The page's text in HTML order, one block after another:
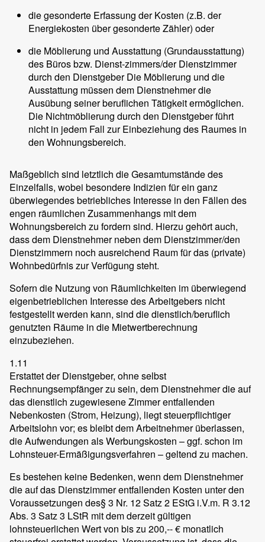
die gesonderte Erfassung der Kosten (z.B. der
Energiekosten über gesonderte Zähler) oder
die Möblierung und Ausstattung (Grundausstattung)
des Büros bzw. Dienst-zimmers/der Dienstzimmer
durch den Dienstgeber Die Möblierung und die
Ausstattung müssen dem Dienstnehmer die
Ausübung seiner beruflichen Tätigkeit ermöglichen.
Die Nichtmöblierung durch den Dienstgeber führt
nicht in jedem Fall zur Einbeziehung des Raumes in
den Wohnungsbereich.
Maßgeblich sind letztlich die Gesamtumstände des
Einzelfalls, wobei besondere Indizien für ein ganz
überwiegendes betriebliches Interesse in den Fällen des
engen räumlichen Zusammenhangs mit dem
Wohnungsbereich zu fordern sind. Hierzu gehört auch,
dass dem Dienstnehmer neben dem Dienstzimmer/den
Dienstzimmern noch ausreichend Raum für das (private)
Wohnbedürfnis zur Verfügung steht.
Sofern die Nutzung von Räumlichkeiten im überwiegend
eigenbetrieblichen Interesse des Arbeitgebers nicht
festgestellt werden kann, sind die dienstlich/beruflich
genutzten Räume in die Mietwertberechnung
einzubeziehen.
1.11
Erstattet der Dienstgeber, ohne selbst
Rechnungsempfänger zu sein, dem Dienstnehmer die auf
das dienstlich zugewiesene Zimmer entfallenden
Nebenkosten (Strom, Heizung), liegt steuerpflichtiger
Arbeitslohn vor; es bleibt dem Arbeitnehmer überlassen,
die Aufwendungen als Werbungskosten – ggf. schon im
Lohnsteuer-Ermäßigungsverfahren – geltend zu machen.
Es bestehen keine Bedenken, wenn dem Dienstnehmer
die auf das Dienstzimmer entfallenden Kosten unter den
Voraussetzungen des§ 3 Nr. 12 Satz 2 EStG i.V.m. R 3.12
Abs. 3 Satz 3 LStR mit dem derzeit gültigen
lohnsteuerlichen Wert von bis zu 200,-- € monatlich